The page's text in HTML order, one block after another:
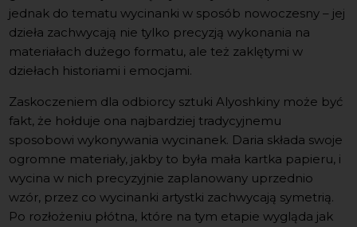
jednak do tematu wycinanki w sposób nowoczesny – jej
dzieła zachwycają nie tylko precyzją wykonania na
materiałach dużego formatu, ale też zaklętymi w
dziełach historiami i emocjami.
Zaskoczeniem dla odbiorcy sztuki Alyoshkiny może być
fakt, że hołduje ona najbardziej tradycyjnemu
sposobowi wykonywania wycinanek. Daria składa swoje
ogromne materiały, jakby to była mała kartka papieru, i
wycina w nich precyzyjnie zaplanowany uprzednio
wzór, przez co wycinanki artystki zachwycają symetrią.
Po rozłożeniu płótna, które na tym etapie wygląda jak